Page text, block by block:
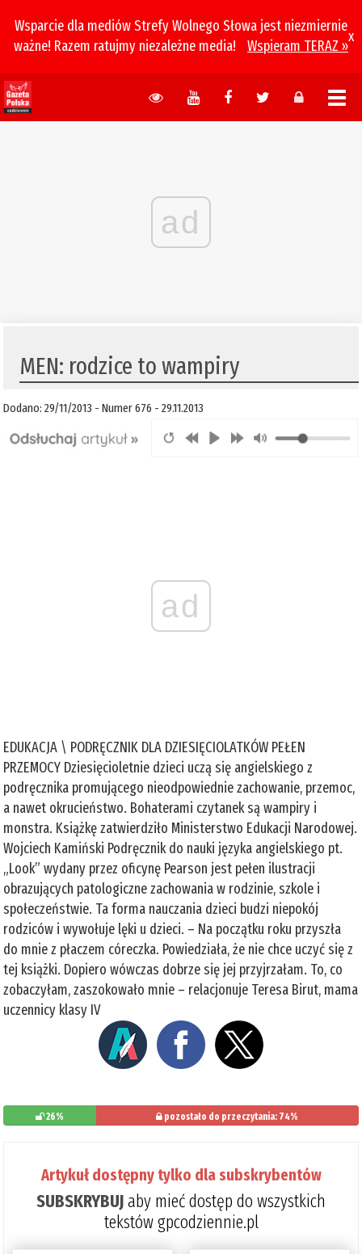
Wsparcie dla mediów Strefy Wolnego Słowa jest niezmiernie
ważne! Razem ratujmy niezależne media!
Wspieram TERAZ »
x
ad
MEN: rodzice to wampiry
Dodano: 29/11/2013 - Numer 676 - 29.11.2013
ad
EDUKACJA \ PODRĘCZNIK DLA DZIESIĘCIOLATKÓW PEŁEN
PRZEMOCY Dziesięcioletnie dzieci uczą się angielskiego z
podręcznika promującego nieodpowiednie zachowanie, przemoc,
a nawet okrucieństwo. Bohaterami czytanek są wampiry i
monstra. Książkę zatwierdziło Ministerstwo Edukacji Narodowej.
Wojciech Kamiński Podręcznik do nauki języka angielskiego pt.
„Look” wydany przez oficynę Pearson jest pełen ilustracji
obrazujących patologiczne zachowania w rodzinie, szkole i
społeczeństwie. Ta forma nauczania dzieci budzi niepokój
rodziców i wywołuje lęki u dzieci. – Na początku roku przyszła
do mnie z płaczem córeczka. Powiedziała, że nie chce uczyć się z
tej książki. Dopiero wówczas dobrze się jej przyjrzałam. To, co
zobaczyłam, zaszokowało mnie – relacjonuje Teresa Birut, mama
uczennicy klasy IV
26% pozostało do przeczytania: 74%
Artykuł dostępny tylko dla subskrybentów
SUBSKRYBUJaby mieć dostęp do wszystkich
tekstów gpcodziennie.pl